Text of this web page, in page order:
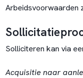
Arbeidsvoorwaarden
Solliciteren kan via
Acquisitie naar